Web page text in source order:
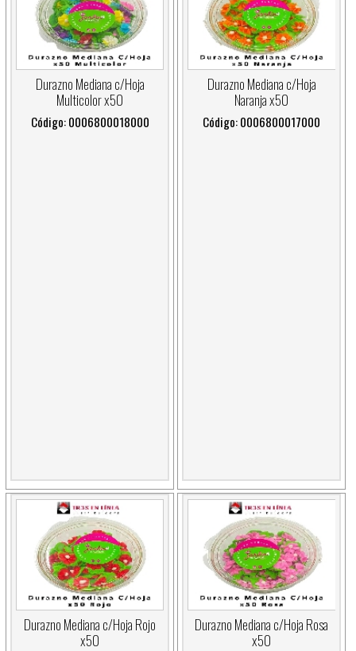
Durazno Mediana c/Hoja
Multicolor x50
Código: 0006800018000
Durazno Mediana c/Hoja
Naranja x50
Código: 0006800017000
Durazno Mediana c/Hoja Rojo
x50
Durazno Mediana c/Hoja Rosa
x50